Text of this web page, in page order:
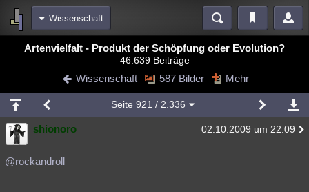
Wissenschaft
Bereiche
Diskussionen Blogs Videos
Chat Wiki Neuigkeiten
meine Rubriken
Menschen Wissenschaft Mystery Kriminalfälle
Spiritualität
Artenvielfalt - Produkt der Schöpfung oder Evolution?
46.639 Beiträge
Wissenschaft 587 Bilder Mehr
Seite 921 / 2.336
shionoro 02.10.2009 um 22:09
@rockandroll